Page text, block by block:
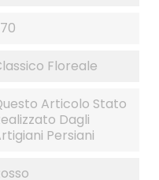
Floreale
Articolo Stato
Dagli
Persiani